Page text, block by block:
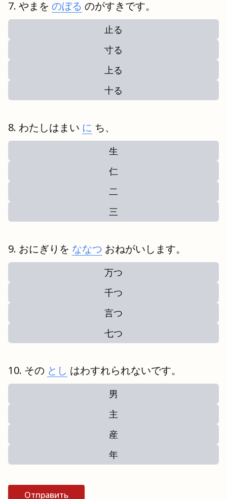
やまを のぼる のがすきです。
止る
寸る
上る
十る
わたしはまい に ち、
生
仁
二
三
おにぎりを ななつ おねがいします。
万つ
千つ
言つ
七つ
その とし はわすれられないです。
男
主
産
年
Отправить